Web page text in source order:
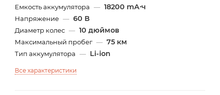
Емкость аккумулятора — 18200 mА⋅ч
Напряжение — 60 В
Диаметр колес — 10 дюймов
Максимальный пробег — 75 км
Тип аккумулятора — Li-ion
Все характеристики